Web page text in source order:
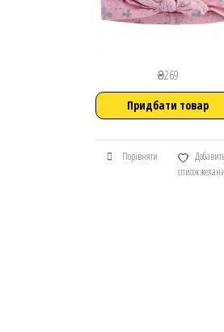
₴269
Придбати товар
Порівняти
список